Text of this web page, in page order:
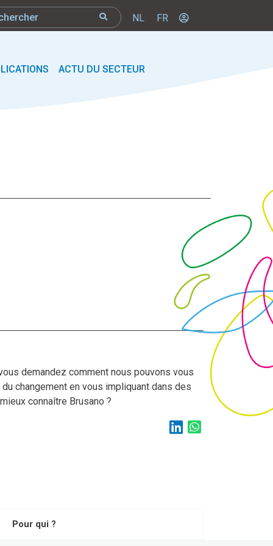
NL FR
ACTU DU SECTEUR
demandez comment nous pouvons vous
changement en vous impliquant dans des
connaître Brusano ?
Pour qui ?